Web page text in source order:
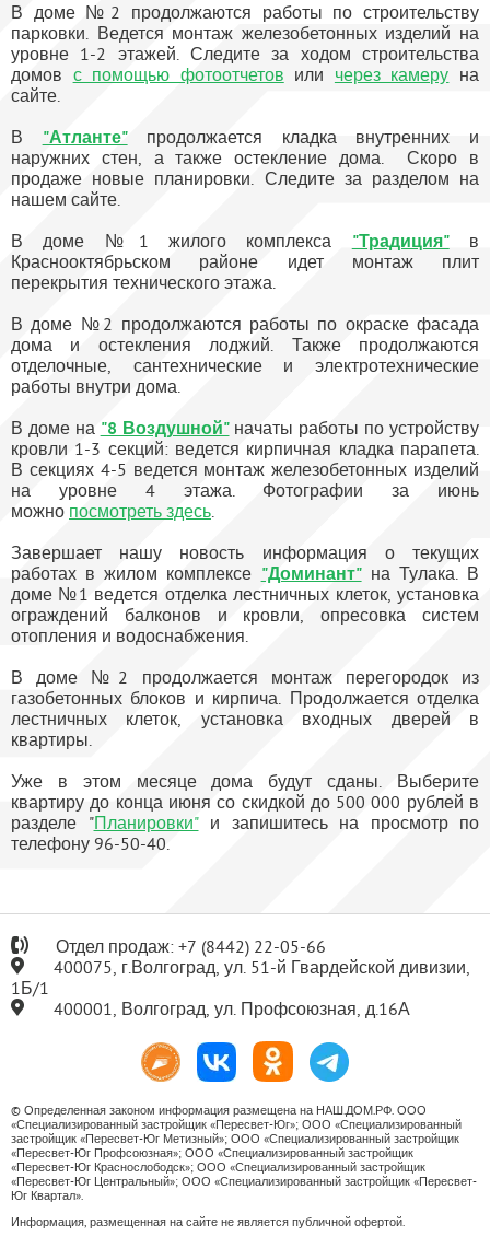
В доме №2 продолжаются работы по строительству
парковки. Ведется монтаж железобетонных изделий на
уровне 1-2 этажей. Следите за ходом строительства
домов с помощью фотоотчетов или через камеру на
сайте.
В "Атланте"продолжается кладка внутренних и
наружних стен, а также остекление дома. Скоро в
продаже новые планировки. Следите за разделом на
нашем сайте.
В доме №1 жилого комплекса "Традиция"в
Краснооктябрьском районе идет монтаж плит
перекрытия технического этажа.
В доме №2 продолжаются работы по окраске фасада
дома и остекления лоджий. Также продолжаются
отделочные, сантехнические и электротехнические
работы внутри дома.
В доме на "8 Воздушной"начаты работы по устройству
кровли 1-3 секций: ведется кирпичная кладка парапета.
В секциях 4-5 ведется монтаж железобетонных изделий
на уровне 4 этажа. Фотографии за июнь
можно посмотреть здесь.
Завершает нашу новость информация о текущих
работах в жилом комплексе "Доминант"на Тулака. В
доме №1 ведется отделка лестничных клеток, установка
ограждений балконов и кровли, опресовка систем
отопления и водоснабжения.
В доме №2 продолжается монтаж перегородок из
газобетонных блоков и кирпича. Продолжается отделка
лестничных клеток, установка входных дверей в
квартиры.
Уже в этом месяце дома будут сданы. Выберите
квартиру до конца июня со скидкой до 500 000 рублей в
разделе "Планировки"и запишитесь на просмотр по
телефону 96-50-40.
Отдел продаж: +7 (8442) 22-05-66
400075, г.Волгоград, ул. 51-й Гвардейской дивизии,
1Б/1
400001, Волгоград, ул. Профсоюзная, д.16А
© Определенная законом информация размещена на НАШ.ДОМ.РФ. ООО
«Специализированный застройщик «Пересвет-Юг»; ООО «Специализированный
застройщик «Пересвет-Юг Метизный»; ООО «Специализированный застройщик
«Пересвет-Юг Профсоюзная»; ООО «Специализированный застройщик
«Пересвет-Юг Краснослободск»; ООО «Специализированный застройщик
«Пересвет-Юг Центральный»; ООО «Специализированный застройщик «Пересвет-
Юг Квартал».
Информация, размещенная на сайте не является публичной офертой.